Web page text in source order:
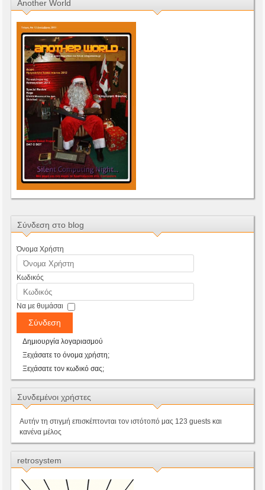
Another World
Σύνδεση στο blog
Όνομα Χρήστη
Κωδικός
Να με θυμάσαι
Σύνδεση
Δημιουργία λογαριασμού
Ξεχάσατε το όνομα χρήστη;
Ξεχάσατε τον κωδικό σας;
Συνδεμένοι χρήστες
Αυτήν τη στιγμή επισκέπτονται τον ιστότοπό μας 123 guests και
κανένα μέλος
retrosystem